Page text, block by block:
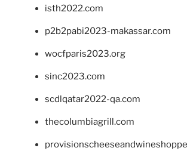
isth2022.com
p2b2pabi2023-makassar.com
wocfparis2023.org
sinc2023.com
scdlqatar2022-qa.com
thecolumbiagrill.com